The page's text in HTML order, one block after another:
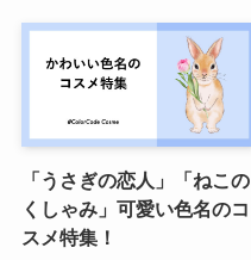
「うさぎの恋人」「ねこの
くしゃみ」可愛い色名のコ
スメ特集！